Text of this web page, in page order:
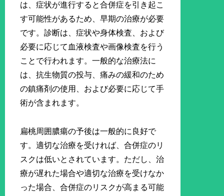
は、症状が進行すると合併症を引き起こ
す可能性があるため、早期の治療が必要
です。診断は、症状や身体検査、および
必要に応じて血液検査や画像検査を行う
ことで行われます。一般的な治療法に
は、抗生物質の投与、痛みの緩和のため
の鎮痛剤の使用、および必要に応じて手
術が含まれます。
扁桃周囲膿瘍の予後は一般的に良好で
す。適切な治療を受ければ、合併症のリ
スクは低いとされています。ただし、治
療が遅れた場合や適切な治療を受けなか
った場合、合併症のリスクが高まる可能